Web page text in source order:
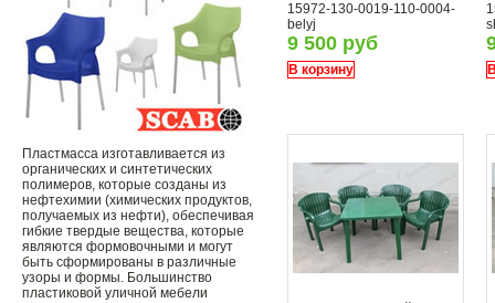
Пластмасса изготавливается из
органических и синтетических
полимеров, которые созданы из
нефтехимии (химических продуктов,
получаемых из нефти), обеспечивая
гибкие твердые вещества, которые
являются формовочными и могут
быть сформированы в различные
узоры и формы. Большинство
пластиковой уличной мебели
15972-130-0019-110-0004-
belyj
9 500 руб
В корзину